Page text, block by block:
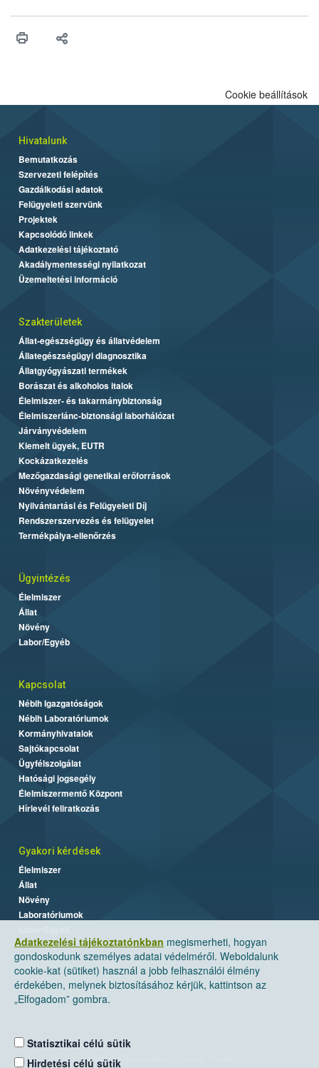
higiéniai szabályok betartása, a megfelelő hőkezelés, valamint a
biztonsági Hivatal (Nébih) Oktatási Programja összegyűjtötte a
Adatkezelési tájékoztatónkban megismerheti, hogyan
gondoskodunk személyes adatai védelméről. Weboldalunk
cookie-kat (sütiket) használ a jobb felhasználói élmény
érdekében, melynek biztosításához kérjük, kattintson az
„Elfogadom” gombra.
Statisztikai célú sütik
Hirdetési célú sütik
Cookie beállítások
Hivatalunk
Bemutatkozás
Szervezeti felépítés
Gazdálkodási adatok
Felügyeleti szervünk
Projektek
Kapcsolódó linkek
Adatkezelési tájékoztató
Akadálymentességi nyilatkozat
Üzemeltetési információ
Szakterületek
Állat-egészségügy és állatvédelem
Állategészségügyi diagnosztika
Állatgyógyászati termékek
Borászat és alkoholos italok
Élelmiszer- és takarmánybiztonság
Élelmiszerlánc-biztonsági laborhálózat
Járványvédelem
Kiemelt ügyek, EUTR
Kockázatkezelés
Mezőgazdasági genetikai erőforrások
Növényvédelem
Nyilvántartási és Felügyeleti Díj
Rendszerszervezés és felügyelet
Termékpálya-ellenőrzés
Ügyintézés
Élelmiszer
Állat
Növény
Labor/Egyéb
Kapcsolat
Nébih Igazgatóságok
Nébih Laboratóriumok
Kormányhivatalok
Sajtókapcsolat
Ügyfélszolgálat
Hatósági jogsegély
Élelmiszermentő Központ
Hírlevél feliratkozás
Gyakori kérdések
Élelmiszer
Állat
Növény
Laboratóriumok
Nemzeti Élelmiszerlánc-biztonsági Hivatal